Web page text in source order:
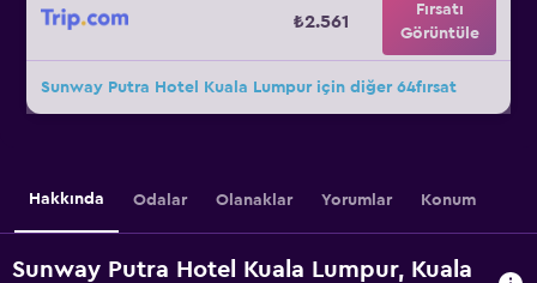
₺2.561
Fırsatı
Görüntüle
Sunway Putra Hotel Kuala Lumpur için diğer 64fırsat
Hakkında Odalar Olanaklar Yorumlar Konum
Sunway Putra Hotel Kuala Lumpur, Kuala